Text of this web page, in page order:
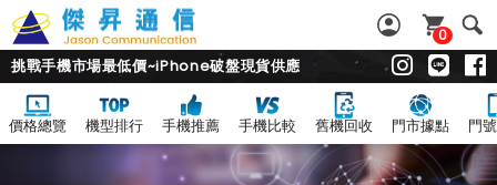
0
挑戰手機市場最低價~iPhone破盤現貨供應
價格總覽 機型排行 手機推薦 手機比較 舊機回收 門市據點 門